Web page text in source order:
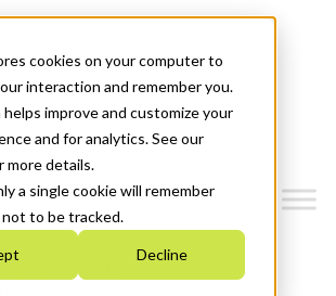
cookies on your computer to
interaction and remember you.
improve and customize your
and for analytics. See our
more details.
a single cookie will remember
to be tracked.
Decline
Plan 2026-2030